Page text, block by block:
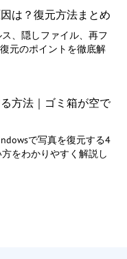
は？復元方法まとめ
、隠しファイル、再フ
元のポイントを徹底解
方法｜ゴミ箱が空で
で写真を復元する4
をわかりやすく解説し